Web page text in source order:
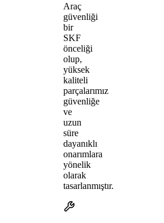
Araç
güvenliği
bir
SKF
önceliği
olup,
yüksek
kaliteli
parçalarımız
güvenliğe
ve
uzun
süre
dayanıklı
onarımlara
yönelik
olarak
tasarlanmıştır.